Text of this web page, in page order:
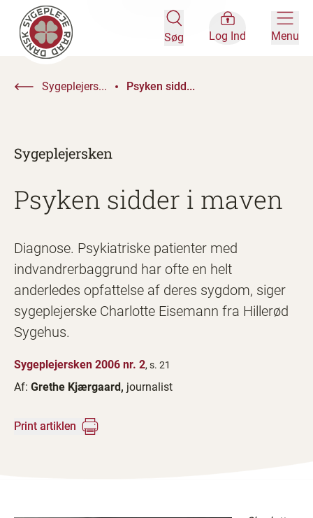
Søg Log Ind Menu
Sygeplejers... Psyken sidd...
Sygeplejersken
Psyken sidder i maven
Diagnose. Psykiatriske patienter med
indvandrerbaggrund har ofte en helt
anderledes opfattelse af deres sygdom, siger
sygeplejerske Charlotte Eisemann fra Hillerød
Sygehus.
Sygeplejersken 2006 nr. 2, s. 21
Af: Grethe Kjærgaard, journalist
Print artiklen